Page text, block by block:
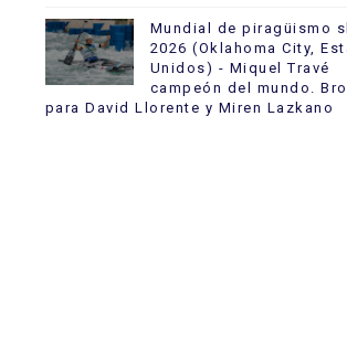
Mundial de piragüismo
2026 (Oklahoma City,
Unidos) - Miquel Travé
campeón del mundo.
para David Llorente y Miren Lazkano